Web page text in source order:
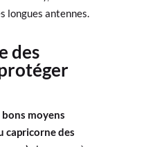
longues antennes.
des
bons moyens
capricorne des